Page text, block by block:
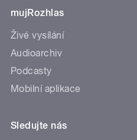
mujRozhlas
Živé vysílání
Audioarchiv
Podcasty
Mobilní aplikace
Sledujte nás